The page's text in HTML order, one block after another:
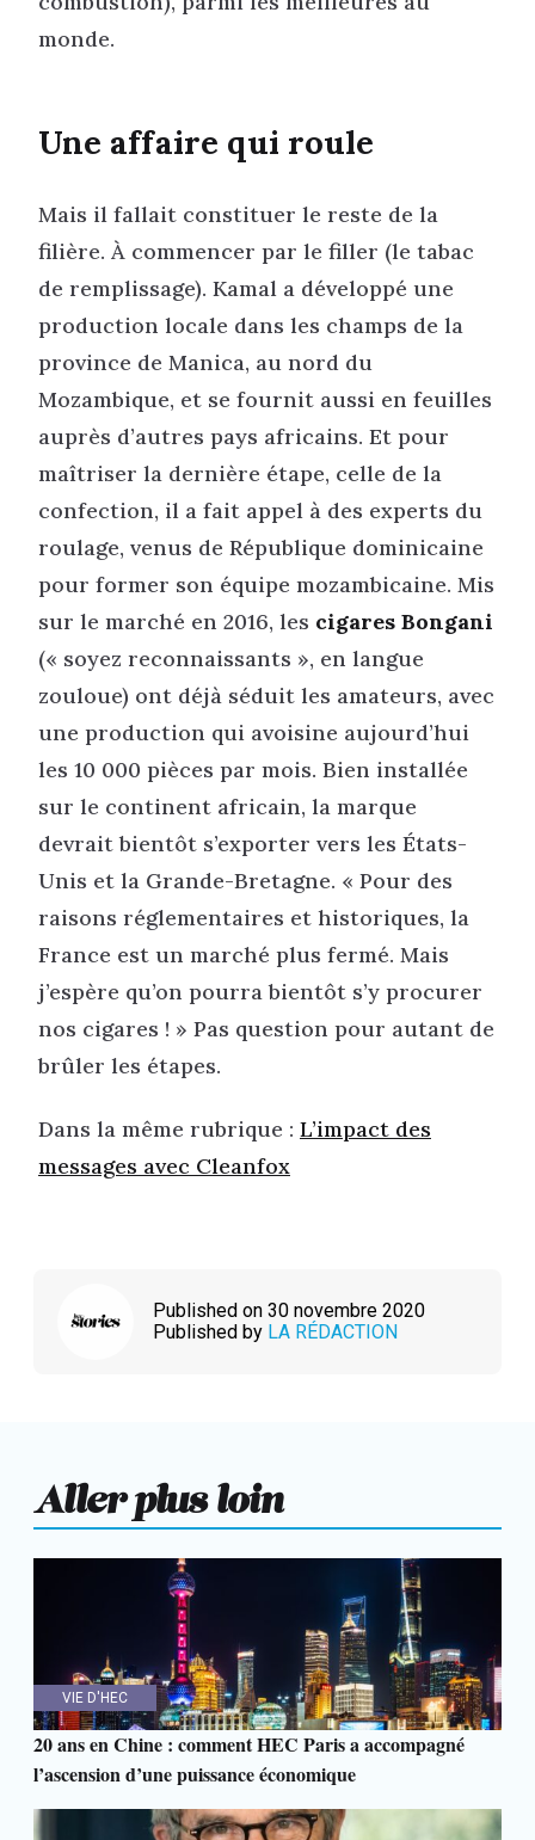
monde.
Une affaire qui roule
Mais il fallait constituer le reste de la
filière. À commencer par le filler (le tabac
de remplissage). Kamal a développé une
production locale dans les champs de la
province de Manica, au nord du
Mozambique, et se fournit aussi en feuilles
auprès d’autres pays africains. Et pour
maîtriser la dernière étape, celle de la
confection, il a fait appel à des experts du
roulage, venus de République dominicaine
pour former son équipe mozambicaine. Mis
sur le marché en 2016, les cigares Bongani
(« soyez reconnaissants », en langue
zouloue) ont déjà séduit les amateurs, avec
une production qui avoisine aujourd’hui
les 10 000 pièces par mois. Bien installée
sur le continent africain, la marque
devrait bientôt s’exporter vers les États-
Unis et la Grande-Bretagne. « Pour des
raisons réglementaires et historiques, la
France est un marché plus fermé. Mais
j’espère qu’on pourra bientôt s’y procurer
nos cigares ! » Pas question pour autant de
brûler les étapes.
Dans la même rubrique : L’impact des
messages avec Cleanfox
Published on 30 novembre 2020
Published by LA RÉDACTION
Aller plus loin
VIE D'HEC
20 ans en Chine : comment HEC Paris a accompagné
l’ascension d’une puissance économique